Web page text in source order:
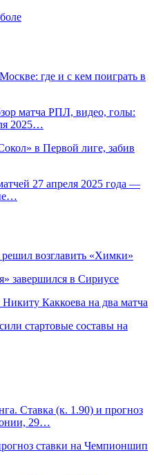
где и с кем поиграть в
матча РПЛ, видео, голы:
2025…
в Первой лиге, забив
27 апреля 2025 года —
возглавить «Химки»
завершился в Сириусе
Каккоева на два матча
стартовые составы на
Ставка (к. 1.90) и прогноз
29…
ставки на Чемпионшип